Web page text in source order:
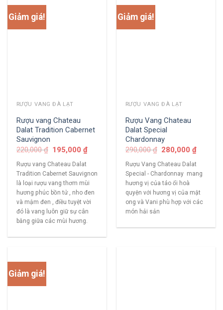
Giảm giá!
RƯỢU VANG ĐÀ LẠT
Rượu vang Chateau
Dalat Tradition Cabernet
Sauvignon
220,000₫ 195,000₫
Rượu vang Chateau Dalat
Tradition Cabernet Sauvignon
là loại rượu vang thơm mùi
hương phúc bồn tử , nho đen
và mậm đen , điều tuyệt vời
đó là vang luôn giữ sự cân
bằng giữa các mùi hương.
Giảm giá!
RƯỢU VANG ĐÀ LẠT
Rượu Vang Chateau
Dalat Special
Chardonnay
290,000₫ 280,000₫
Rượu Vang Chateau Dalat
Special - Chardonnay mang
hương vị của táo ổi hoà
quyện với hương vị của mật
ong và Vani phù hợp với các
món hải sản
Giảm giá!